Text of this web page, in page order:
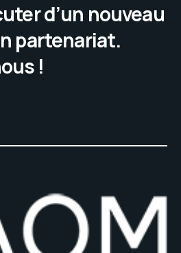
d’un nouveau
partenariat.
!